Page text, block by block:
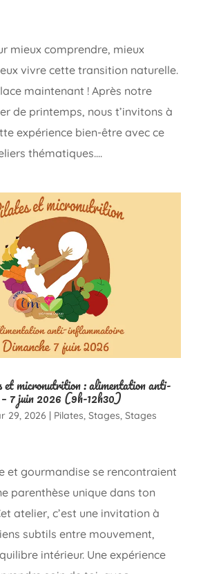
mieux comprendre, mieux
vivre cette transition naturelle.
maintenant ! Après notre
de printemps, nous t’invitons à
expérience bien-être avec ce
thématiques....
micronutrition : alimentation anti-
7 juin 2026 (9h-12h30)
29, 2026 | Pilates, Stages, Stages
et gourmandise se rencontraient
parenthèse unique dans ton
atelier, c’est une invitation à
subtils entre mouvement,
intérieur. Une expérience